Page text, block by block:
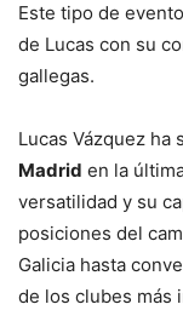
Este tipo de
de Lucas con su
gallegas.
Lucas Vázquez ha
Madrid en la
versatilidad y su
posiciones del
Galicia hasta
de los clubes más